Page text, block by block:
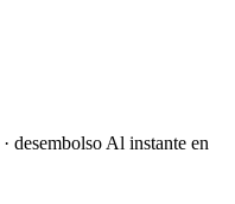
· desembolso Al instante en